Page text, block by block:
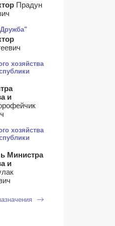
Прадун
хозяйства
и
хозяйства
Министра
и